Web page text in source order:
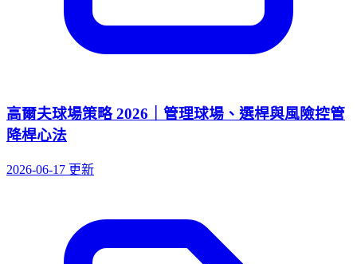
高爾夫球場策略 2026｜管理球場、選桿與風險控管
降桿心法
2026-06-17 更新